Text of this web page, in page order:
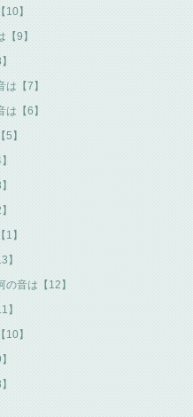
】
9】
【7】
【6】
】
】
】
音は【12】
】
】